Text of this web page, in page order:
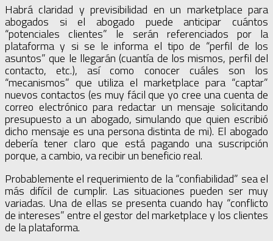
Habrá claridad y previsibilidad en un marketplace para
abogados si el abogado puede anticipar cuántos
“potenciales clientes” le serán referenciados por la
plataforma y si se le informa el tipo de “perfil de los
asuntos” que le llegarán (cuantía de los mismos, perfil del
contacto, etc.), así como conocer cuáles son los
“mecanismos” que utiliza el marketplace para “captar”
nuevos contactos (es muy fácil que yo cree una cuenta de
correo electrónico para redactar un mensaje solicitando
presupuesto a un abogado, simulando que quien escribió
dicho mensaje es una persona distinta de mi). El abogado
debería tener claro que está pagando una suscripción
porque, a cambio, va recibir un beneficio real.
Probablemente el requerimiento de la “confiabilidad” sea el
más difícil de cumplir. Las situaciones pueden ser muy
variadas. Una de ellas se presenta cuando hay “conflicto
de intereses” entre el gestor del marketplace y los clientes
de la plataforma.